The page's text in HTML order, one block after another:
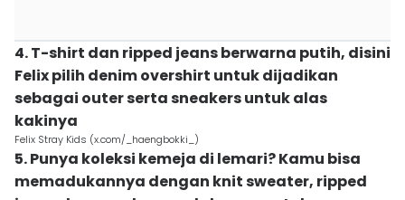
4. T-shirt dan ripped jeans berwarna putih, disini
Felix pilih denim overshirt untuk dijadikan
sebagai outer serta sneakers untuk alas
kakinya
Felix Stray Kids (x.com/_haengbokki_)
5. Punya koleksi kemeja di lemari? Kamu bisa
memadukannya dengan knit sweater, ripped